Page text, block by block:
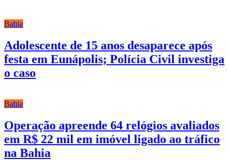
Bahia
Adolescente de 15 anos desaparece após
festa em Eunápolis; Polícia Civil investiga
o caso
Bahia
Operação apreende 64 relógios avaliados
em R$ 22 mil em imóvel ligado ao tráfico
na Bahia